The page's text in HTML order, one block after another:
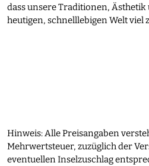
dass unsere Traditionen,
heutigen, schnelllebigen Welt viel
Hinweis: Alle Preisangaben
Mehrwertsteuer, zuzüglich der
eventuellen Inselzuschlag